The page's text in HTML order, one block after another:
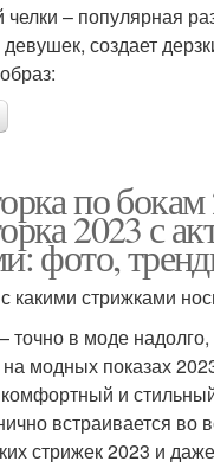
– популярная
создает
по бокам
2023 с
фото,
какими стрижками
точно в моде
модных показах
и
встраивается во
стрижек 2023 и